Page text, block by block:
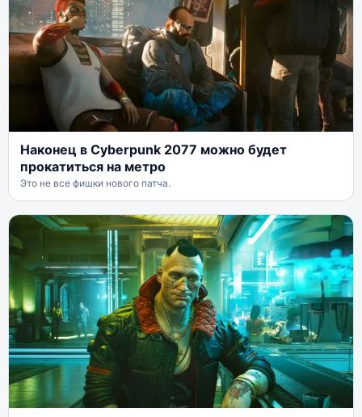
Наконец в Cyberpunk 2077 можно будет
прокатиться на метро
Это не все фишки нового патча.